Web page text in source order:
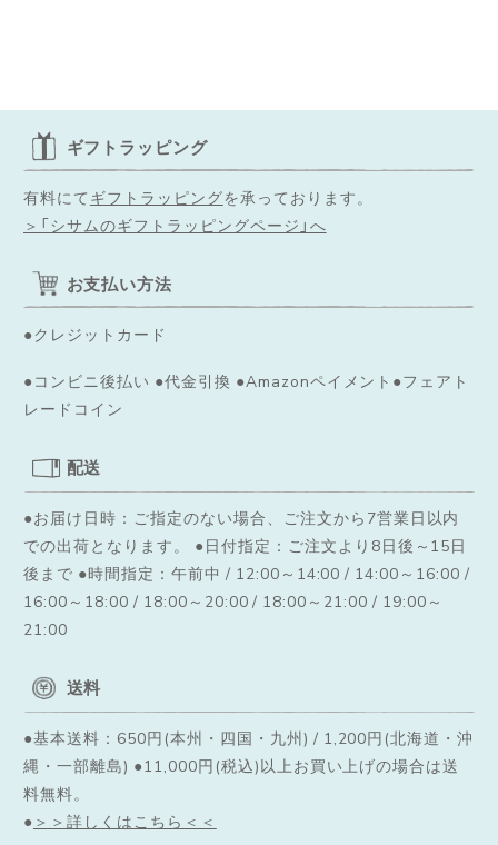
ギフトラッピング
有料にて ギフトラッピングを承っております。
＞「シサムのギフトラッピングページ」へ
お支払い方法
●クレジットカード
●コンビニ後払い ●代金引換 ●Amazonペイメント●フェアト
レードコイン
配送
●お届け日時：ご指定のない場合、ご注文から7営業日以内
での出荷となります。
●日付指定：ご注文より8日後～15日
後まで ●時間指定：午前中 / 12:00～14:00 / 14:00～16:00 /
16:00～18:00 / 18:00～20:00 / 18:00～21:00 / 19:00～
21:00
送料
●基本送料：650円(本州・四国・九州) / 1,200円(北海道・沖
縄・一部離島) ●11,000円(税込)以上お買い上げの場合は送
料無料。
● ＞＞詳しくはこちら＜＜